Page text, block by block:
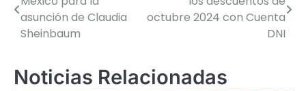
de
entradas
asunción de Claudia
Sheinbaum
octubre 2024 con Cuenta
DNI
Noticias Relacionadas